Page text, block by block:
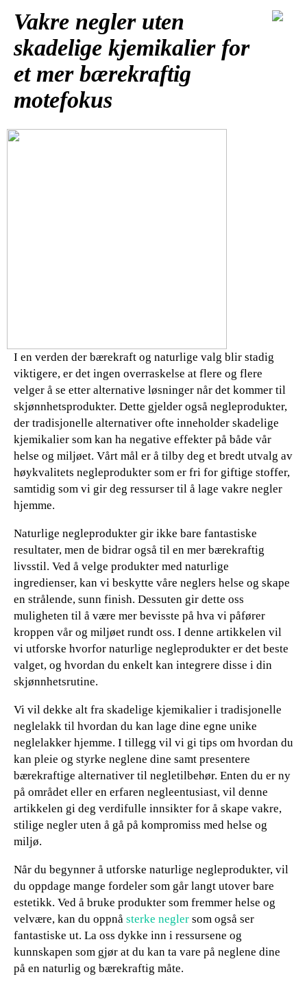
Vakre negler uten
skadelige kjemikalier for
et mer bærekraftig
motefokus
I en verden der bærekraft og naturlige valg blir stadig
viktigere, er det ingen overraskelse at flere og flere
velger å se etter alternative løsninger når det kommer til
skjønnhetsprodukter. Dette gjelder også negleprodukter,
der tradisjonelle alternativer ofte inneholder skadelige
kjemikalier som kan ha negative effekter på både vår
helse og miljøet. Vårt mål er å tilby deg et bredt utvalg av
høykvalitets negleprodukter som er fri for giftige stoffer,
samtidig som vi gir deg ressurser til å lage vakre negler
hjemme.
Naturlige negleprodukter gir ikke bare fantastiske
resultater, men de bidrar også til en mer bærekraftig
livsstil. Ved å velge produkter med naturlige
ingredienser, kan vi beskytte våre neglers helse og skape
en strålende, sunn finish. Dessuten gir dette oss
muligheten til å være mer bevisste på hva vi påfører
kroppen vår og miljøet rundt oss. I denne artikkelen vil
vi utforske hvorfor naturlige negleprodukter er det beste
valget, og hvordan du enkelt kan integrere disse i din
skjønnhetsrutine.
Vi vil dekke alt fra skadelige kjemikalier i tradisjonelle
neglelakk til hvordan du kan lage dine egne unike
neglelakker hjemme. I tillegg vil vi gi tips om hvordan du
kan pleie og styrke neglene dine samt presentere
bærekraftige alternativer til negletilbehør. Enten du er ny
på området eller en erfaren negleentusiast, vil denne
artikkelen gi deg verdifulle innsikter for å skape vakre,
stilige negler uten å gå på kompromiss med helse og
miljø.
Når du begynner å utforske naturlige negleprodukter, vil
du oppdage mange fordeler som går langt utover bare
estetikk. Ved å bruke produkter som fremmer helse og
velvære, kan du oppnå sterke negler som også ser
fantastiske ut. La oss dykke inn i ressursene og
kunnskapen som gjør at du kan ta vare på neglene dine
på en naturlig og bærekraftig måte.